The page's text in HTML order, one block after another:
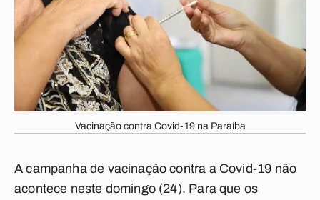
Vacinação contra Covid-19 na Paraíba
A campanha de vacinação contra a Covid-19 não
acontece neste domingo (24). Para que os